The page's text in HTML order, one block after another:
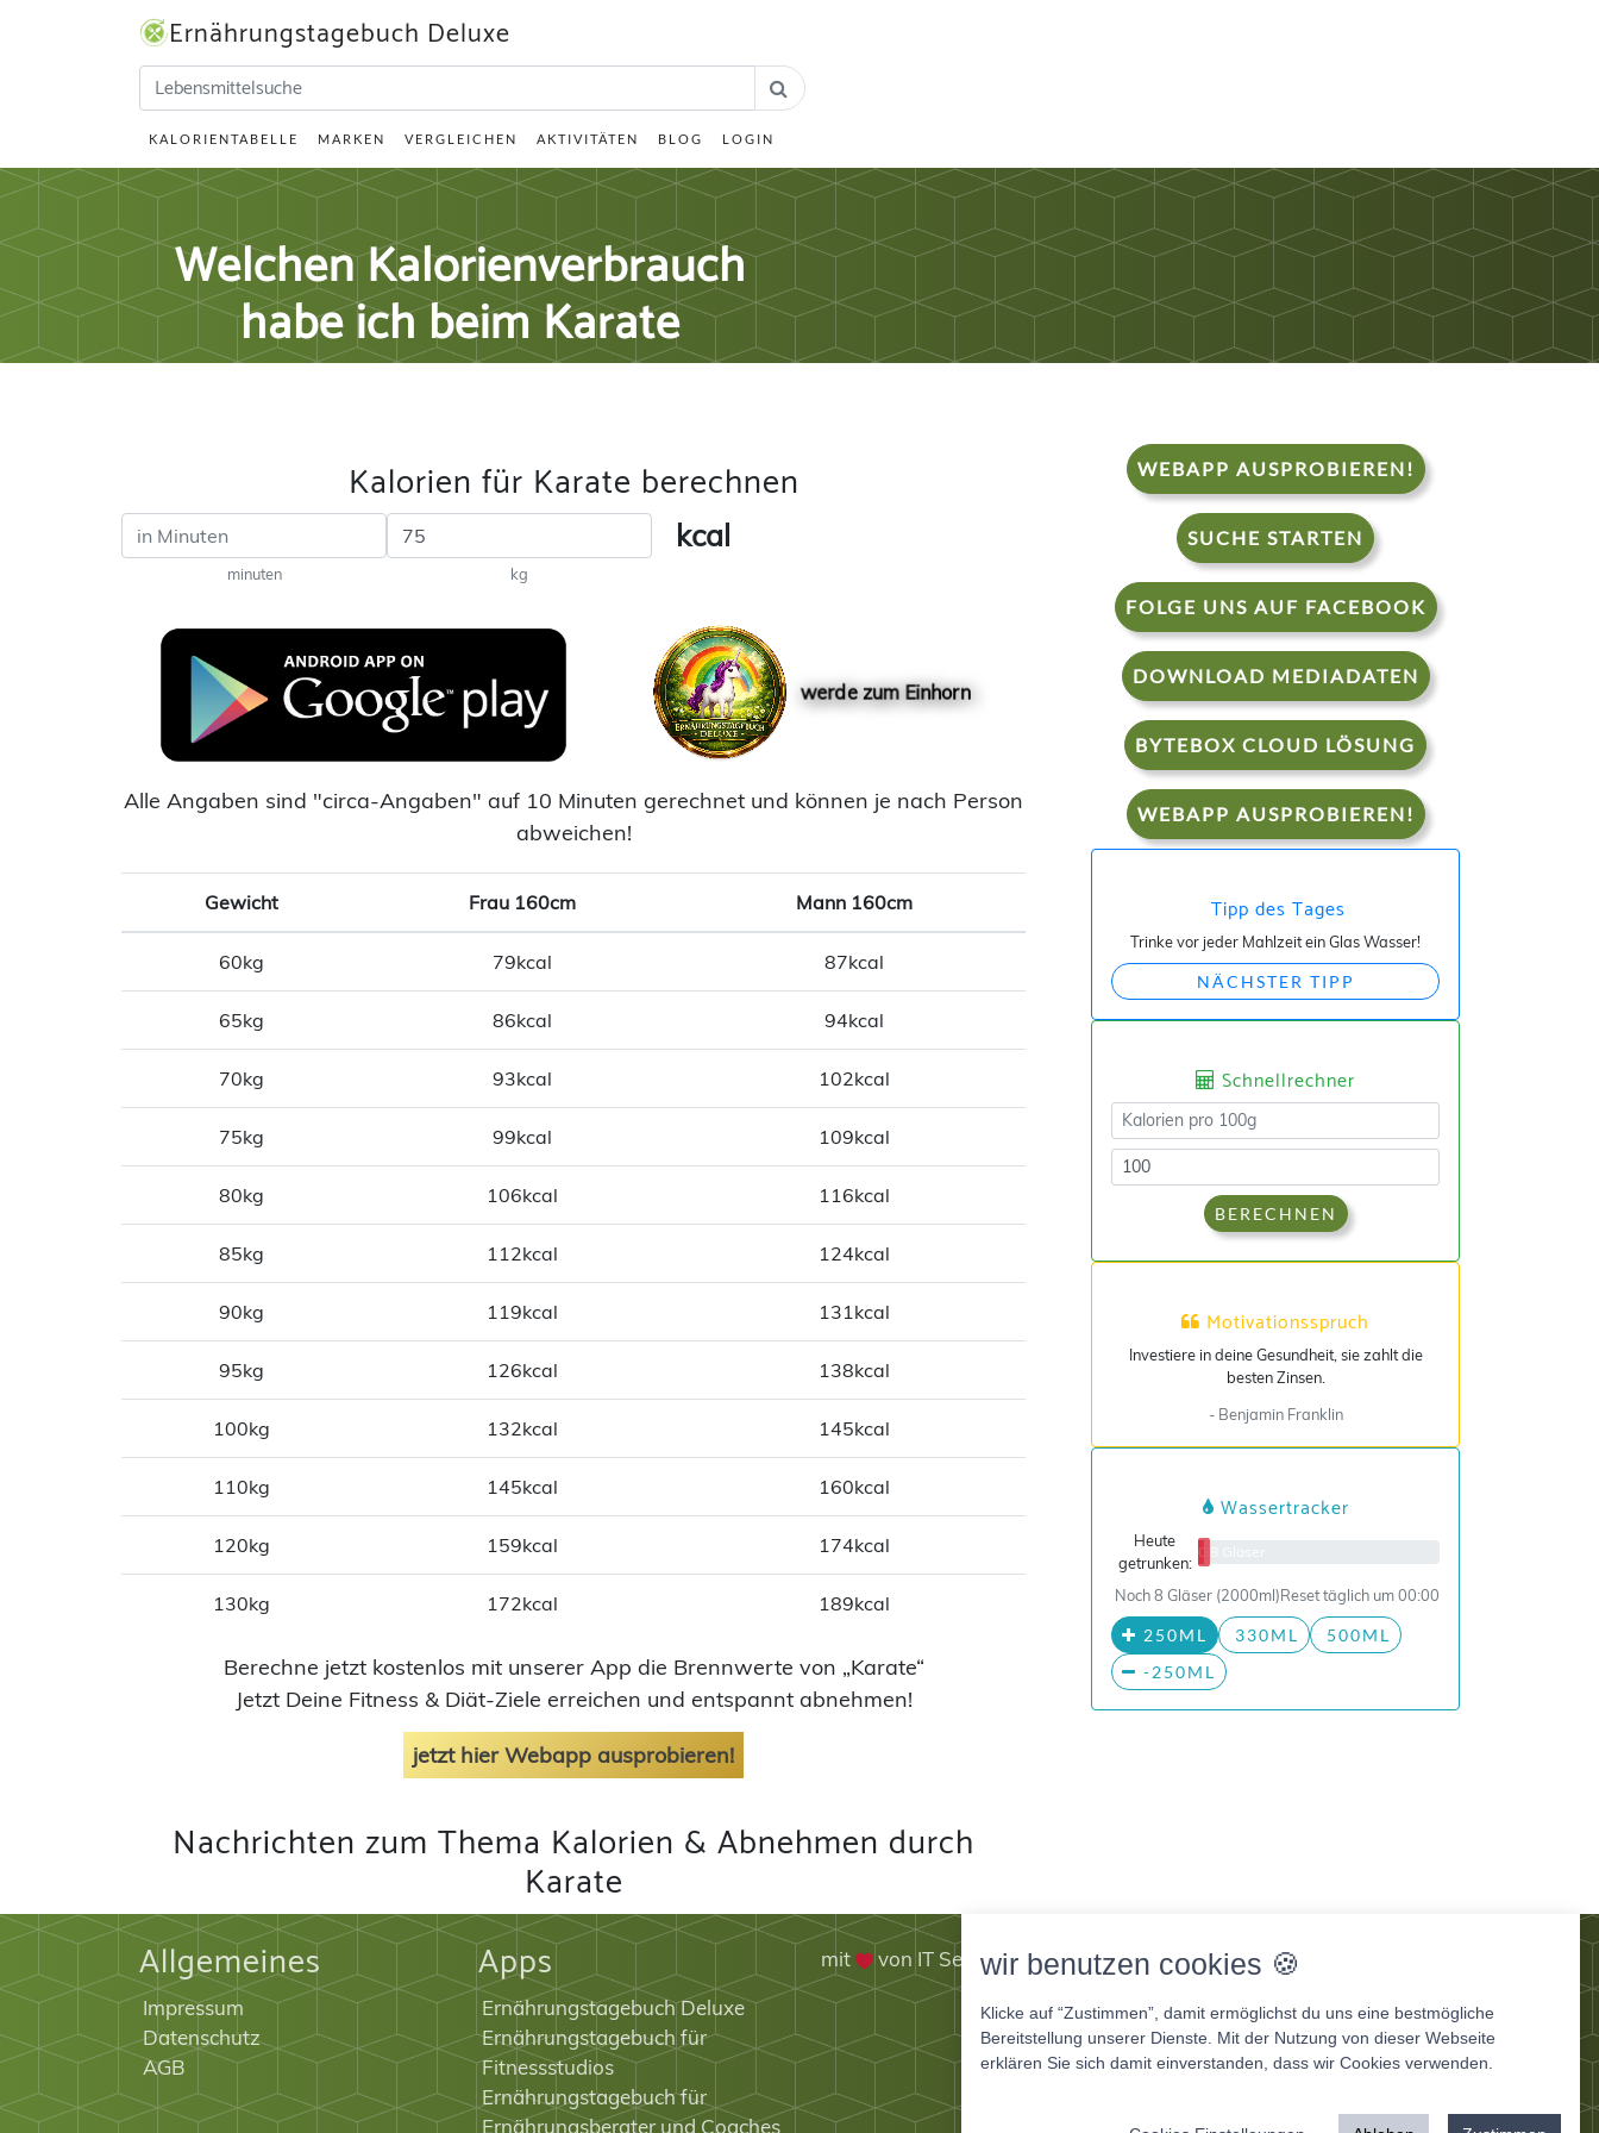
Ernährungstagebuch Deluxe
KALORIENTABELLE MARKEN VERGLEICHEN AKTIVITÄTEN BLOG LOGIN
Welchen Kalorienverbrauch
habe ich beim Karate
Kalorien für Karate berechnen
minuten kg
kcal
werde zum Einhorn
Alle Angaben sind "circa-Angaben" auf 10 Minuten gerechnet und können je nach Person
abweichen!
Gewicht Frau 160cm Mann 160cm
60kg 79kcal 87kcal
65kg 86kcal 94kcal
70kg 93kcal 102kcal
75kg 99kcal 109kcal
80kg 106kcal 116kcal
85kg 112kcal 124kcal
90kg 119kcal 131kcal
95kg 126kcal 138kcal
100kg 132kcal 145kcal
110kg 145kcal 160kcal
120kg 159kcal 174kcal
130kg 172kcal 189kcal
Berechne jetzt kostenlos mit unserer App die Brennwerte von „Karate“
Jetzt Deine Fitness & Diät-Ziele erreichen und entspannt abnehmen!
jetzt hier Webapp ausprobieren!
Nachrichten zum Thema Kalorien & Abnehmen durch
Karate
WEBAPP AUSPROBIEREN!
SUCHE STARTEN
FOLGE UNS AUF FACEBOOK
DOWNLOAD MEDIADATEN
BYTEBOX CLOUD LÖSUNG
WEBAPP AUSPROBIEREN!
Tipp des Tages
Trinke vor jeder Mahlzeit ein Glas Wasser!
NÄCHSTER TIPP
Schnellrechner
BERECHNEN
Motivationsspruch
Investiere in deine Gesundheit, sie zahlt die
besten Zinsen.
- Benjamin Franklin
Wassertracker
Heute
getrunken:
0/8 Gläser
Noch 8 Gläser (2000ml)Reset täglich um 00:00
250ML 330ML
500ML
-250ML
Allgemeines
Impressum
Datenschutz
AGB
Apps
Ernährungstagebuch Deluxe
Ernährungstagebuch für
Fitnessstudios
Ernährungstagebuch für
Ernährungsberater und Coaches
mit von IT Service Herzogwir benutzen cookies 🍪
Klicke auf “Zustimmen”, damit ermöglichst du uns eine bestmögliche
Bereitstellung unserer Dienste. Mit der Nutzung von dieser Webseite
erklären Sie sich damit einverstanden, dass wir Cookies verwenden.